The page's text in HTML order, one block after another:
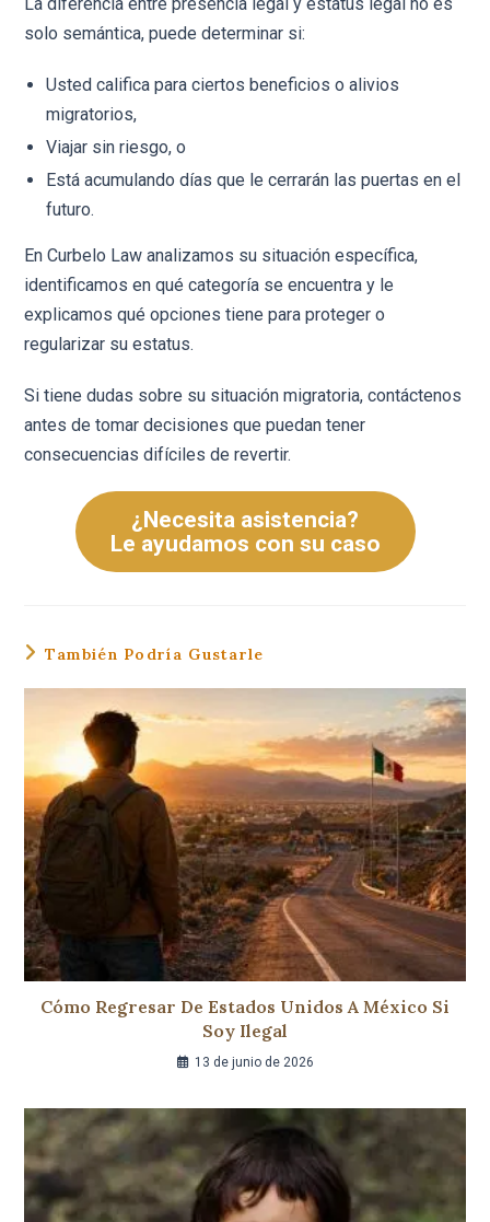
solo semántica, puede determinar si:
Usted califica para ciertos beneficios o alivios
migratorios,
Viajar sin riesgo, o
Está acumulando días que le cerrarán las puertas en el
futuro.
En Curbelo Law analizamos su situación específica,
identificamos en qué categoría se encuentra y le
explicamos qué opciones tiene para proteger o
regularizar su estatus.
Si tiene dudas sobre su situación migratoria, contáctenos
antes de tomar decisiones que puedan tener
consecuencias difíciles de revertir.
¿Necesita asistencia?
Le ayudamos con su caso
También Podría Gustarle
Cómo Regresar De Estados Unidos A México Si
Soy Ilegal
13 de junio de 2026